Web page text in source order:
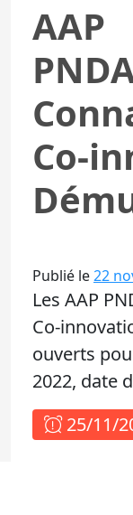
AAP
Co-
Publié le22
Les AAP
Co-
ouverts
2022, date
25/11/